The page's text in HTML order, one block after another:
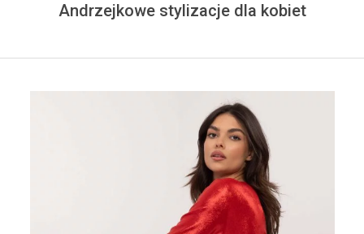
Andrzejkowe stylizacje dla kobiet